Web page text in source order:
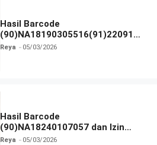
Hasil Barcode
(90)NA18190305516(91)220918
dan Izin BPOM
Reya 05/03/2026
Hasil Barcode
(90)NA18240107057 dan Izin
BPOM
Reya 05/03/2026